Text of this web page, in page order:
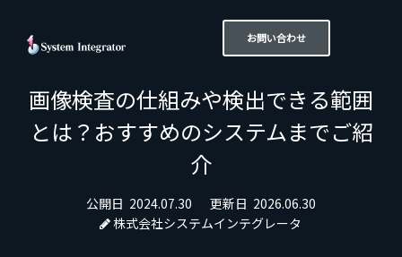
お問い合わせ
画像検査の仕組みや検出できる範囲
とは？おすすめのシステムまでご紹
介
公開日 2024.07.30 更新日 2026.06.30
株式会社システムインテグレータ